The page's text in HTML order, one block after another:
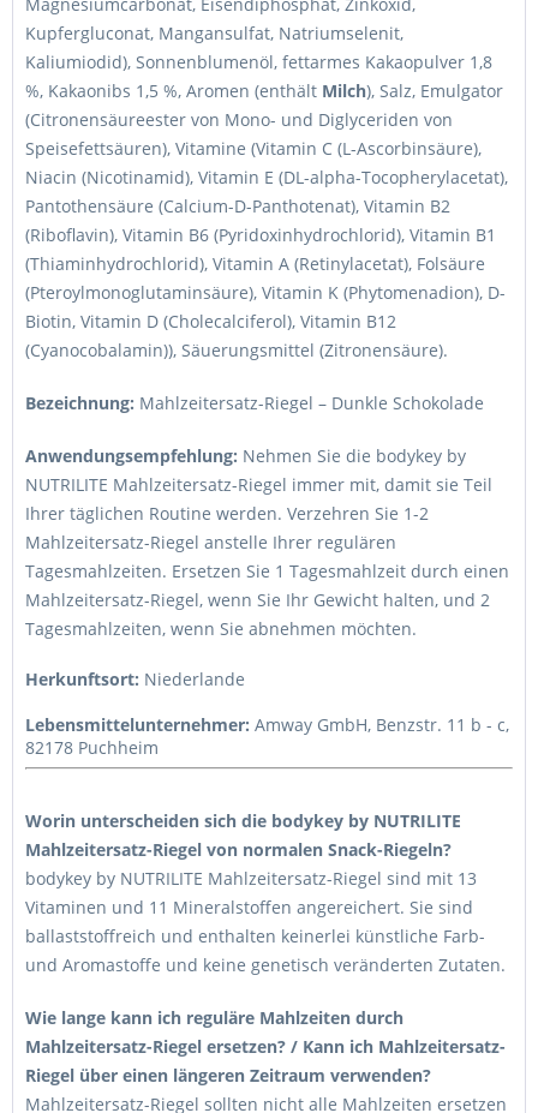
Kupfergluconat, Mangansulfat, Natriumselenit,
Kaliumiodid), Sonnenblumenöl, fettarmes Kakaopulver 1,8
%, Kakaonibs 1,5 %, Aromen (enthält Milch), Salz, Emulgator
(Citronensäureester von Mono- und Diglyceriden von
Speisefettsäuren), Vitamine (Vitamin C (L-Ascorbinsäure),
Niacin (Nicotinamid), Vitamin E (DL-alpha-Tocopherylacetat),
Pantothensäure (Calcium-D-Panthotenat), Vitamin B2
(Riboflavin), Vitamin B6 (Pyridoxinhydrochlorid), Vitamin B1
(Thiaminhydrochlorid), Vitamin A (Retinylacetat), Folsäure
(Pteroylmonoglutaminsäure), Vitamin K (Phytomenadion), D-
Biotin, Vitamin D (Cholecalciferol), Vitamin B12
(Cyanocobalamin)), Säuerungsmittel (Zitronensäure).
Bezeichnung: Mahlzeitersatz-Riegel – Dunkle Schokolade
Anwendungsempfehlung: Nehmen Sie die bodykey by
NUTRILITE Mahlzeitersatz-Riegel immer mit, damit sie Teil
Ihrer täglichen Routine werden. Verzehren Sie 1-2
Mahlzeitersatz-Riegel anstelle Ihrer regulären
Tagesmahlzeiten. Ersetzen Sie 1 Tagesmahlzeit durch einen
Mahlzeitersatz-Riegel, wenn Sie Ihr Gewicht halten, und 2
Tagesmahlzeiten, wenn Sie abnehmen möchten.
Herkunftsort: Niederlande
Lebensmittelunternehmer: Amway GmbH, Benzstr. 11 b - c,
82178 Puchheim
Worin unterscheiden sich die bodykey by NUTRILITE
Mahlzeitersatz-Riegel von normalen Snack-Riegeln?
bodykey by NUTRILITE Mahlzeitersatz-Riegel sind mit 13
Vitaminen und 11 Mineralstoffen angereichert. Sie sind
ballaststoffreich und enthalten keinerlei künstliche Farb-
und Aromastoffe und keine genetisch veränderten Zutaten.
Wie lange kann ich reguläre Mahlzeiten durch
Mahlzeitersatz-Riegel ersetzen? / Kann ich Mahlzeitersatz-
Riegel über einen längeren Zeitraum verwenden?
Mahlzeitersatz-Riegel sollten nicht alle Mahlzeiten ersetzen